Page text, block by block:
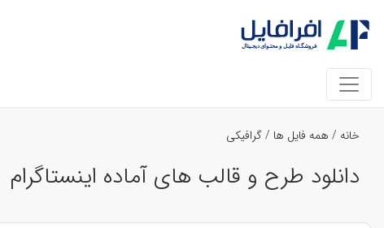
خانه / همه فایل ها /گرافیکی
دانلود طرح و قالب های آماده اینستاگرام